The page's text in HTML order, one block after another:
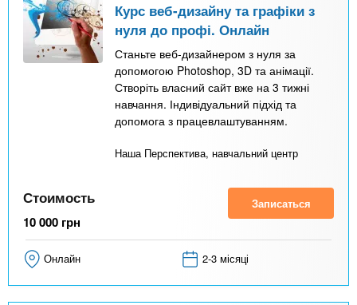
Курс веб-дизайну та графіки з
нуля до профі. Онлайн
Станьте веб-дизайнером з нуля за
допомогою Photoshop, 3D та анімації.
Створіть власний сайт вже на 3 тижні
навчання. Індивідуальний підхід та
допомога з працевлаштуванням.
Наша Перспектива, навчальний центр
Стоимость
10 000 грн
Записаться
Онлайн 2-3 місяці